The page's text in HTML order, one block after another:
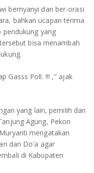
bernyanyi dan ber-orasi
bahkan ucapan terima
pendukung yang
bisa menambah
Gasss Poll. !!! ," ajak
yang lain, pemilih dan
Agung, Pekon
mengatakan
dan Do'a agar
di Kabupaten